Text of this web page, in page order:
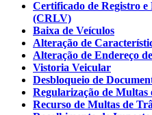
Certificado de Registro
(CRLV)
Baixa de Veículos
Alteração de
Alteração de Endereço
Vistoria Veicular
Desbloqueio de
Regularização de Multas
Recurso de Multas de